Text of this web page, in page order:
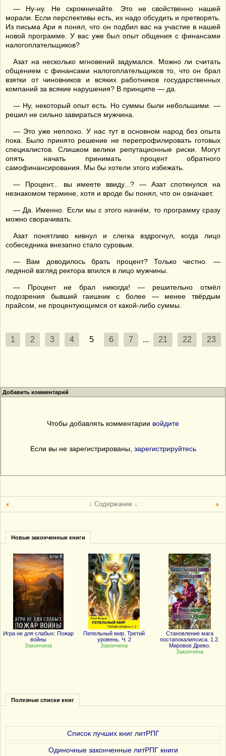
— Ну-ну. Не скромничайте. Это не свойственно нашей
морали. Если перспективы есть, их надо обсудить и претворять.
Из письма Ари я понял, что он подбил вас на участие в нашей
новой программе. У вас уже был опыт общения с финансами
налогоплательщиков?
Азат на несколько мгновений задумался. Можно ли считать
общением с финансами налогоплательщиков то, что он брал
взятки от чиновников и всяких работников государственных
компаний за всякие нарушения? В принципе — да.
— Ну, некоторый опыт есть. Но суммы были небольшими. —
решил не сильно завираться мужчина.
— Это уже неплохо. У нас тут в основном народ без опыта
пока. Было принято решение не перепрофилировать готовых
специалистов. Слишком велики репутационные риски. Могут
опять начать принимать процент обратного
самофинансирования. Мы бы хотели этого избежать.
— Процент... вы имеете ввиду...? — Азат споткнулся на
незнакомом термине, хотя и вроде бы понял, что он означает.
— Да. Именно. Если мы с этого начнём, то программу сразу
можно сворачивать.
Азат понятливо кивнул и слегка вздрогнул, когда лицо
собеседника внезапно стало суровым.
— Вам доводилось брать процент? Только честно. —
ледяной взгляд ректора впился в лицо мужчины.
— Процент не брал никогда! — решительно отмёл
подозрения бывший гаишник с более — менее твёрдым
прайсом, не процентующимся от какой-либо суммы.
1 2 3 4 5 6 7 ... 21 22 23
Добавить комментарий
Чтобы добавлять комментарии войдите
Если вы не зарегистрированы, зарегистрируйтесь
↓ Содержание ↓
Новые законченные книги
Игра не для слабых: Пожар
войны
Закончена
Пепельный мир. Третий
уровень. Ч. 2
Закончена
Становление мага
постапокалипсиса. 1.2.
Мировое Древо.
Закончена
Полезные списки книг
Список лучших книг литРПГ
Одиночные законченные литРПГ книги